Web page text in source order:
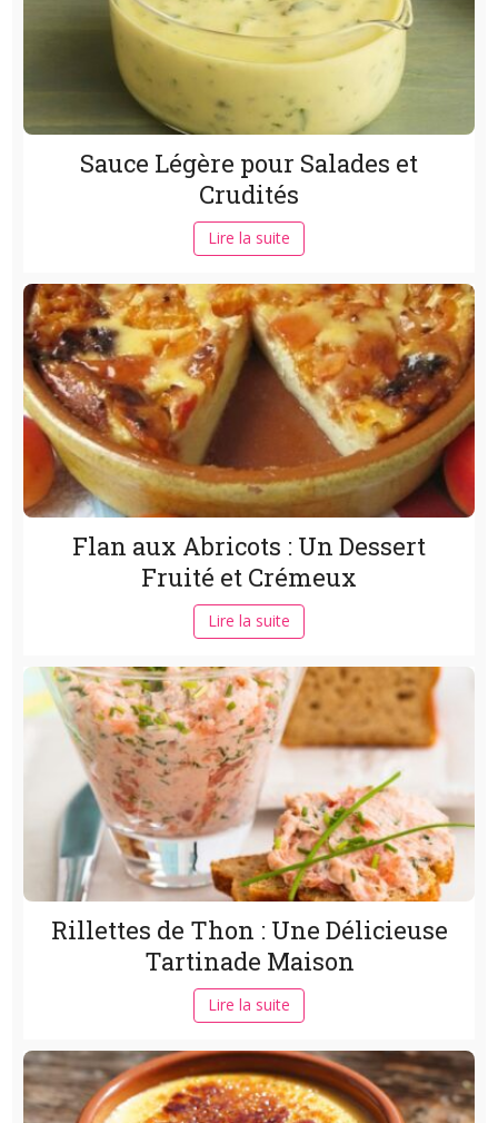
Sauce Légère pour Salades et
Crudités
Lire la suite
Flan aux Abricots : Un Dessert
Fruité et Crémeux
Lire la suite
Rillettes de Thon : Une Délicieuse
Tartinade Maison
Lire la suite